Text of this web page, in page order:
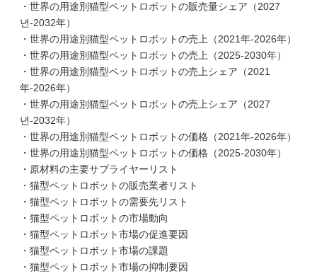
・世界の用途別猫型ペットロボットの販売量シェア（2027
년-2032年）
・世界の用途別猫型ペットロボットの売上（2021年-2026年）
・世界の用途別猫型ペットロボットの売上（2025-2030年）
・世界の用途別猫型ペットロボットの売上シェア（2021
年-2026年）
・世界の用途別猫型ペットロボットの売上シェア（2027
년-2032年）
・世界の用途別猫型ペットロボットの価格（2021年-2026年）
・世界の用途別猫型ペットロボットの価格（2025-2030年）
・原材料の主要サプライヤーリスト
・猫型ペットロボットの販売業者リスト
・猫型ペットロボットの需要先リスト
・猫型ペットロボットの市場動向
・猫型ペットロボット市場の促進要因
・猫型ペットロボット市場の課題
・猫型ペットロボット市場の抑制要因